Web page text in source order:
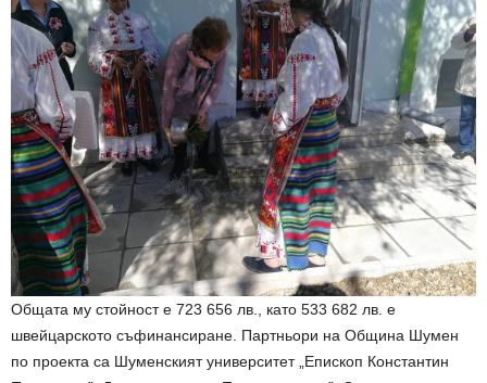
Общата му стойност е 723 656 лв., като 533 682 лв. е
швейцарското съфинансиране. Партньори на Община Шумен
по проекта са Шуменският университет „Епископ Константин